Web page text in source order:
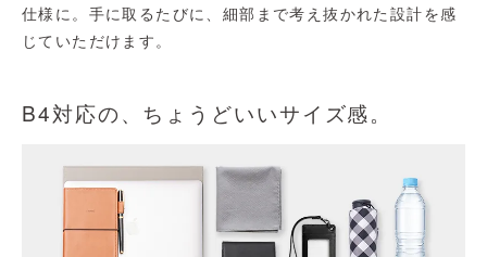
仕様に。手に取るたびに、細部まで考え抜かれた設計を感
じていただけます。
B4対応の、ちょうどいいサイズ感。